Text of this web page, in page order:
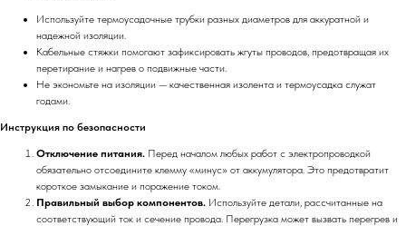
Используйте термоусадочные трубки разных диаметров для аккуратной и
надежной изоляции.
Кабельные стяжки помогают зафиксировать жгуты проводов, предотвращая их
перетирание и нагрев о подвижные части.
Не экономьте на изоляции — качественная изолента и термоусадка служат
годами.
Инструкция по безопасности
Отключение питания. Перед началом любых работ с электропроводкой
обязательно отсоедините клемму «минус» от аккумулятора. Это предотвратит
короткое замыкание и поражение током.
Правильный выбор компонентов. Используйте детали, рассчитанные на
соответствующий ток и сечение провода. Перегрузка может вызвать перегрев и